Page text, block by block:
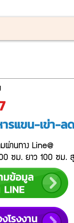
รแขน-เข่า-ล
ผ่านทาง Line@
ซม. ยาว 100 ซม.